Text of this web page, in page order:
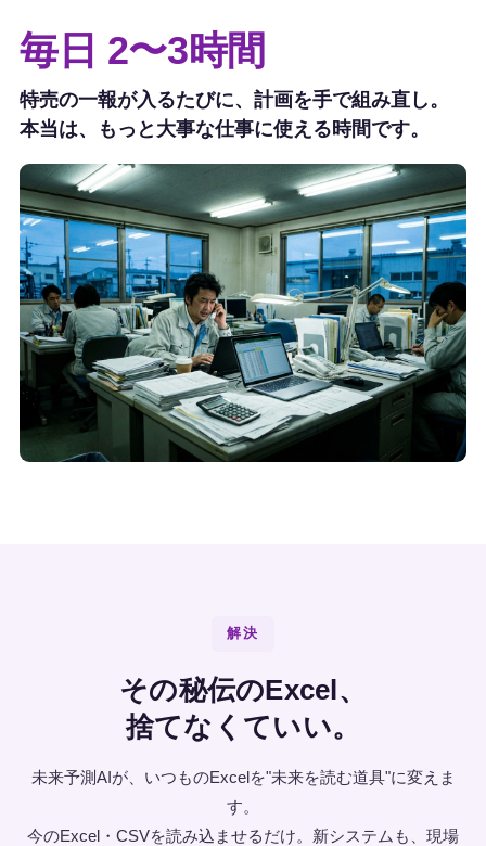
毎日 2〜3時間
特売の一報が入るたびに、計画を手で組み直し。
本当は、もっと大事な仕事に使える時間です。
解決
その秘伝のExcel、
捨てなくていい。
未来予測AIが、いつものExcelを"未来を読む道具"に変えま
す。
今のExcel・CSVを読み込ませるだけ。新システムも、現場